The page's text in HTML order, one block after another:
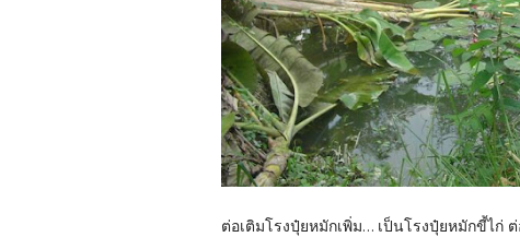
ต่อเติมโรงปุ๋ยหมักเพิ่ม... เป็นโรงปุ๋ยหมักขี้ไก่